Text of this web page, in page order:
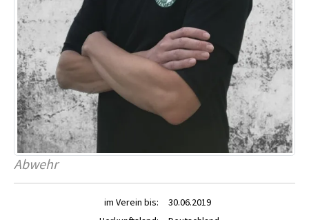
Abwehr
im Verein bis:
30.06.2019